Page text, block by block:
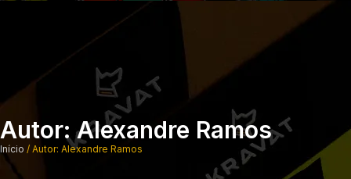
Autor:Alexandre Ramos
Início Autor: Alexandre Ramos